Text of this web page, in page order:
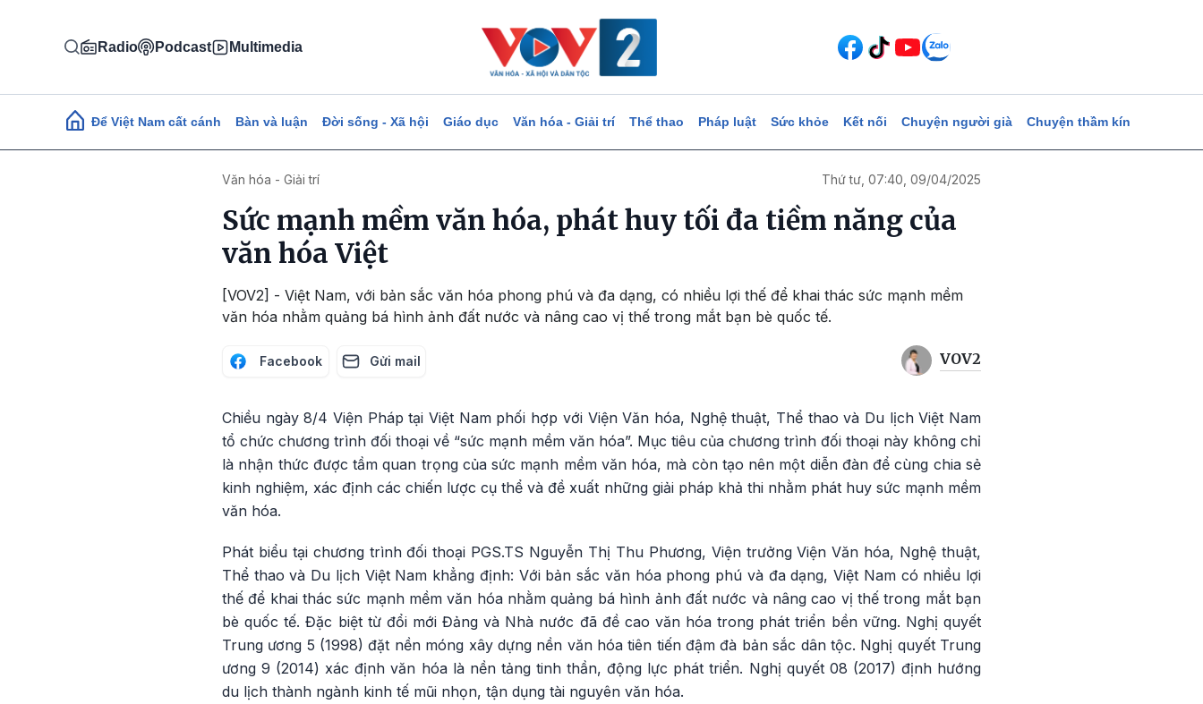
Radio Podcast Multimedia
Main navigation
Để Việt Nam cất cánh Bàn và luận Đời sống - Xã hội Giáo dục Văn hóa - Giải trí Thể thao Pháp luật Sức khỏe Kết nối Chuyện người già Chuyện thầm kín
Văn hóa - Giải trí Thứ tư, 07:40, 09/04/2025
Sức mạnh mềm văn hóa, phát huy tối đa tiềm năng của
văn hóa Việt
[VOV2] - Việt Nam, với bản sắc văn hóa phong phú và đa dạng, có nhiều lợi thế để khai thác sức mạnh mềm
văn hóa nhằm quảng bá hình ảnh đất nước và nâng cao vị thế trong mắt bạn bè quốc tế.
Facebook Gửi mail VOV2
Chiều ngày 8/4 Viện Pháp tại Việt Nam phối hợp với Viện Văn hóa, Nghệ thuật, Thể thao và Du lịch Việt Nam
tổ chức chương trình đối thoại về “sức mạnh mềm văn hóa”. Mục tiêu của chương trình đối thoại này không chỉ
là nhận thức được tầm quan trọng của sức mạnh mềm văn hóa, mà còn tạo nên một diễn đàn để cùng chia sẻ
kinh nghiệm, xác định các chiến lược cụ thể và đề xuất những giải pháp khả thi nhằm phát huy sức mạnh mềm
văn hóa.
Phát biểu tại chương trình đối thoại PGS.TS Nguyễn Thị Thu Phương, Viện trưởng Viện Văn hóa, Nghệ thuật,
Thể thao và Du lịch Việt Nam khẳng định: Với bản sắc văn hóa phong phú và đa dạng, Việt Nam có nhiều lợi
thế để khai thác sức mạnh mềm văn hóa nhằm quảng bá hình ảnh đất nước và nâng cao vị thế trong mắt bạn
bè quốc tế. Đặc biệt từ đổi mới Đảng và Nhà nước đã đề cao văn hóa trong phát triển bền vững. Nghị quyết
Trung ương 5 (1998) đặt nền móng xây dựng nền văn hóa tiên tiến đậm đà bản sắc dân tộc. Nghị quyết Trung
ương 9 (2014) xác định văn hóa là nền tảng tinh thần, động lực phát triển. Nghị quyết 08 (2017) định hướng
du lịch thành ngành kinh tế mũi nhọn, tận dụng tài nguyên văn hóa.